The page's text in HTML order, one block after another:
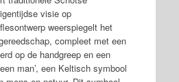
visie op
weerspiegelt het
compleet met een
op de handgreep en een
man’, een Keltisch symbool